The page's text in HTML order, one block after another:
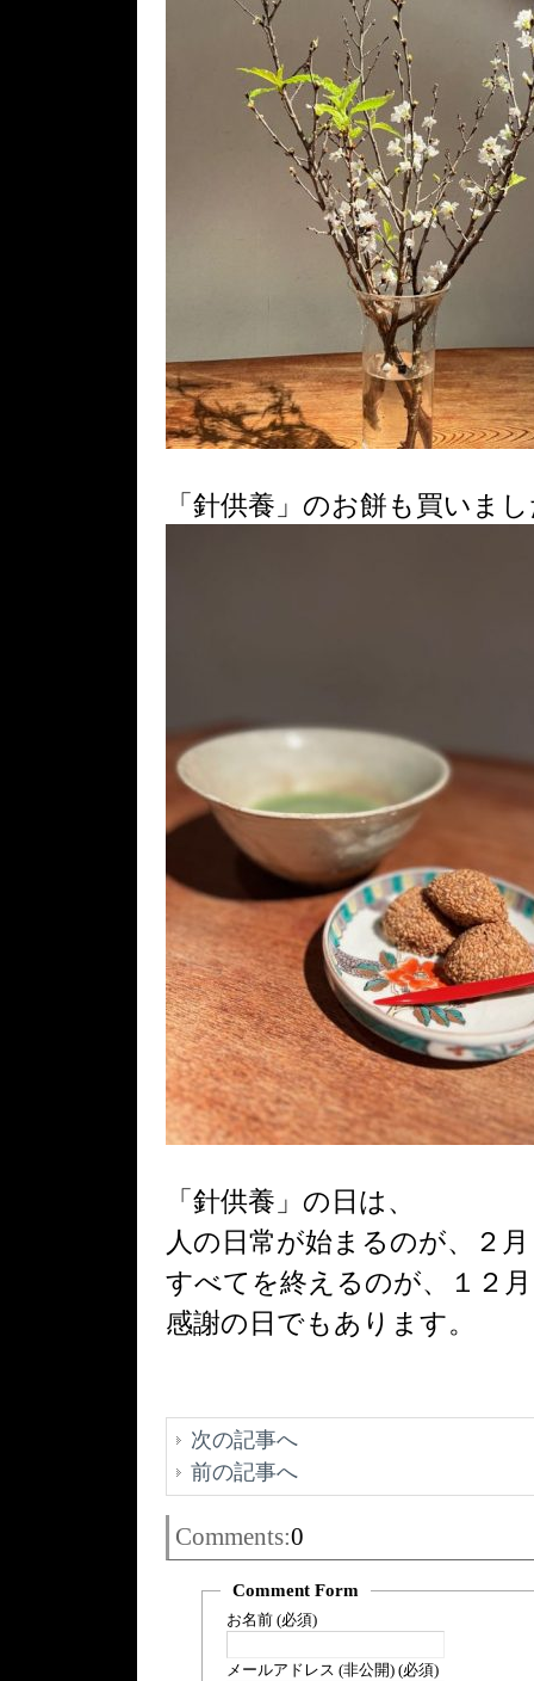
「針供養」のお餅も買いま
「針供養」の日は、
人の日常が始まるのが、２
すべてを終えるのが、１２
感謝の日でもあります。
次の記事へ
前の記事へ
Comments:0
Comment Form
お名前 (必須)
メールアドレス (非公開) (必須)